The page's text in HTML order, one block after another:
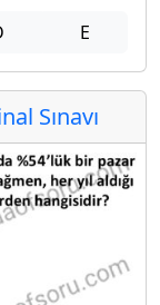
E
Sınavı